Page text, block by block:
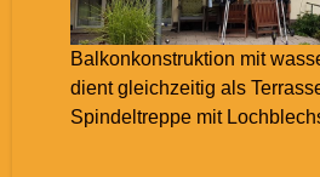
Balkonkonstruktion mit
dient gleichzeitig als
Spindeltreppe mit